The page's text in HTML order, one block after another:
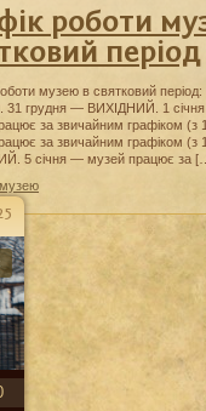
роботи
період
музею в святковий
31 грудня — ВИХІДНИЙ. 1
за звичайним графіком (з
за звичайним графіком (з
5 січня — музей працює за